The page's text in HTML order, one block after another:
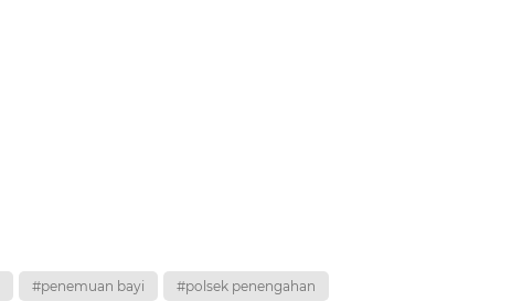
#penemuan bayi #polsek penengahan